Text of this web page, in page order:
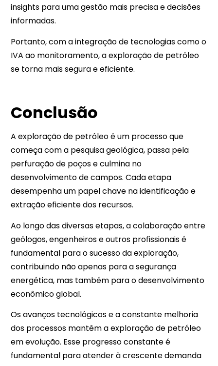
insights para uma gestão mais precisa e decisões
informadas.
Portanto, com a integração de tecnologias como o
IVA ao monitoramento, a exploração de petróleo
se torna mais segura e eficiente.
Conclusão
A exploração de petróleo é um processo que
começa com a pesquisa geológica, passa pela
perfuração de poços e culmina no
desenvolvimento de campos. Cada etapa
desempenha um papel chave na identificação e
extração eficiente dos recursos.
Ao longo das diversas etapas, a colaboração entre
geólogos, engenheiros e outros profissionais é
fundamental para o sucesso da exploração,
contribuindo não apenas para a segurança
energética, mas também para o desenvolvimento
econômico global.
Os avanços tecnológicos e a constante melhoria
dos processos mantêm a exploração de petróleo
em evolução. Esse progresso constante é
fundamental para atender à crescente demanda